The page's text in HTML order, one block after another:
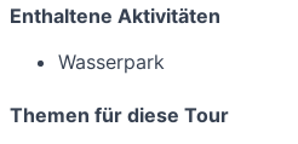
Enthaltene Aktivitäten
Wasserpark
Themen für diese Tour